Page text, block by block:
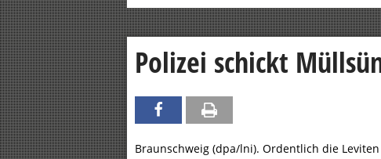
Polizei schickt
Braunschweig (dpa/lni). Ordentlich die